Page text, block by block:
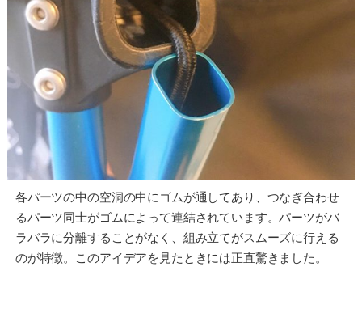
各パーツの中の空洞の中にゴムが通してあり、つなぎ合わせ
るパーツ同士がゴムによって連結されています。パーツがバ
ラバラに分離することがなく、組み立てがスムーズに行える
のが特徴。このアイデアを見たときには正直驚きました。